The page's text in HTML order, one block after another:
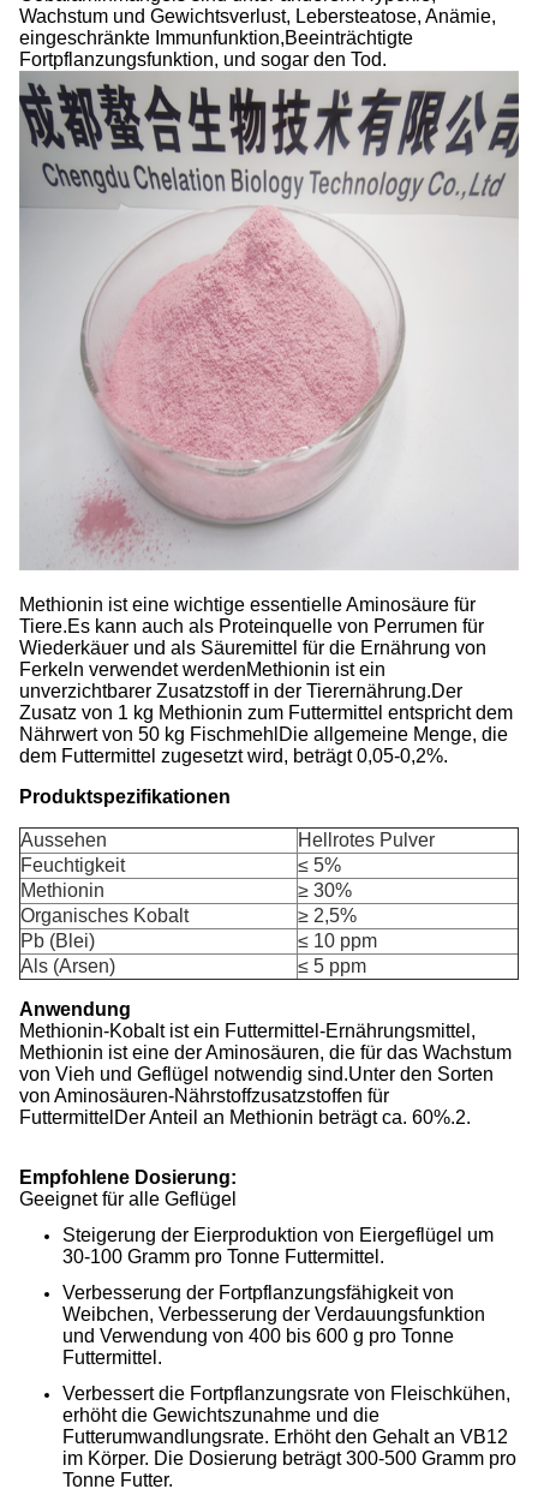
Wachstum und Gewichtsverlust, Lebersteatose, Anämie,
eingeschränkte Immunfunktion,Beeinträchtigte
Fortpflanzungsfunktion, und sogar den Tod.
Methionin ist eine wichtige essentielle Aminosäure für
Tiere.Es kann auch als Proteinquelle von Perrumen für
Wiederkäuer und als Säuremittel für die Ernährung von
Ferkeln verwendet werdenMethionin ist ein
unverzichtbarer Zusatzstoff in der Tierernährung.Der
Zusatz von 1 kg Methionin zum Futtermittel entspricht dem
Nährwert von 50 kg FischmehlDie allgemeine Menge, die
dem Futtermittel zugesetzt wird, beträgt 0,05-0,2%.
Produktspezifikationen
Aussehen
Hellrotes Pulver
Feuchtigkeit
≤ 5%
Methionin
≥ 30%
Organisches Kobalt
≥ 2,5%
Pb (Blei)
≤ 10 ppm
Als (Arsen)
≤ 5 ppm
Anwendung
Methionin-Kobalt ist ein Futtermittel-Ernährungsmittel,
Methionin ist eine der Aminosäuren, die für das Wachstum
von Vieh und Geflügel notwendig sind.Unter den Sorten
von Aminosäuren-Nährstoffzusatzstoffen für
FuttermittelDer Anteil an Methionin beträgt ca. 60%.2.
Empfohlene Dosierung:
Geeignet für alle Geflügel
Steigerung der Eierproduktion von Eiergeflügel um
30-100 Gramm pro Tonne Futtermittel.
Verbesserung der Fortpflanzungsfähigkeit von
Weibchen, Verbesserung der Verdauungsfunktion
und Verwendung von 400 bis 600 g pro Tonne
Futtermittel.
Verbessert die Fortpflanzungsrate von Fleischkühen,
erhöht die Gewichtszunahme und die
Futterumwandlungsrate. Erhöht den Gehalt an VB12
im Körper. Die Dosierung beträgt 300-500 Gramm pro
Tonne Futter.